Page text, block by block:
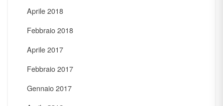
Aprile 2018
Febbraio 2018
Aprile 2017
Febbraio 2017
Gennaio 2017